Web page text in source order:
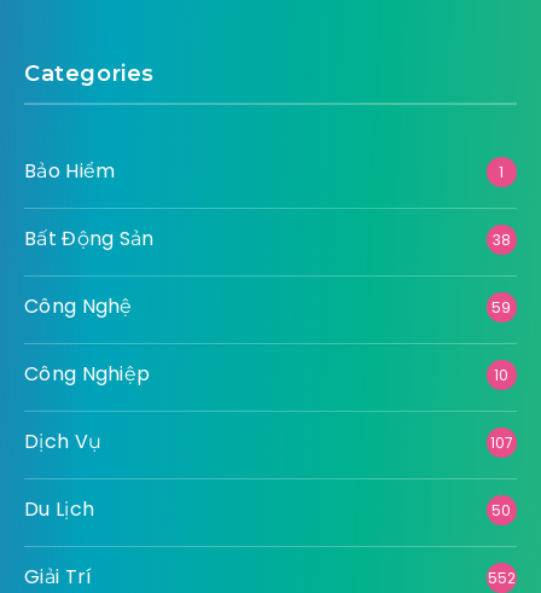
Categories
Bảo Hiểm 1
Bất Động Sản 38
Công Nghệ 59
Công Nghiệp 10
Dịch Vụ 107
Du Lịch 50
Giải Trí 552